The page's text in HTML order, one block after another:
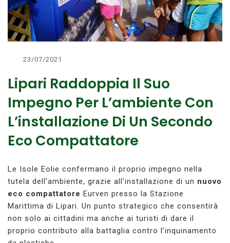
23/07/2021
Lipari Raddoppia Il Suo
Impegno Per L’ambiente Con
L’installazione Di Un Secondo
Eco Compattatore
Le Isole Eolie confermano il proprio impegno nella
tutela dell’ambiente, grazie all’installazione di un nuovo
eco compattatore Eurven presso la Stazione
Marittima di Lipari. Un punto strategico che consentirà
non solo ai cittadini ma anche ai turisti di dare il
proprio contributo alla battaglia contro l’inquinamento